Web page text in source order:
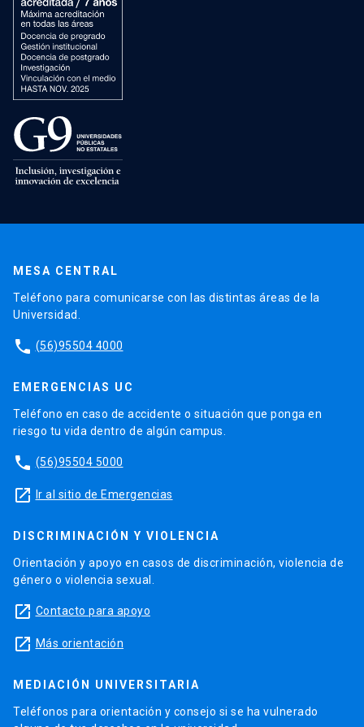
MESA CENTRAL
Teléfono para comunicarse con las distintas áreas de la
Universidad.
phone (56)95504 4000
EMERGENCIAS UC
Teléfono en caso de accidente o situación que ponga en
riesgo tu vida dentro de algún campus.
phone (56)95504 5000
launch Ir al sitio de Emergencias
DISCRIMINACIÓN Y VIOLENCIA
Orientación y apoyo en casos de discriminación, violencia de
género o violencia sexual.
launch Contacto para apoyo
launch Más orientación
MEDIACIÓN UNIVERSITARIA
Teléfonos para orientación y consejo si se ha vulnerado